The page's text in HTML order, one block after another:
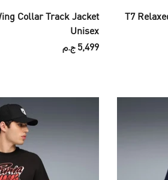
T7
Collar Track Jacket
Unisex
5,499 ج.م